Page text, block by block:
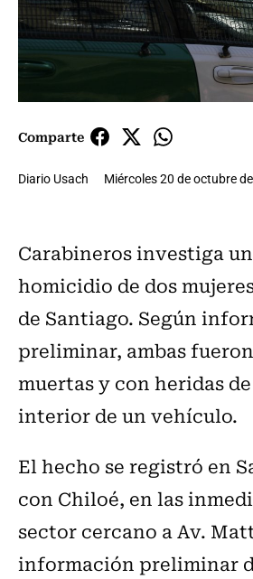
Comparte
Diario Usach Miércoles 20 de octubre
Carabineros investiga
homicidio de dos
de Santiago. Según
preliminar, ambas
muertas y con heridas
interior de un vehículo.
El hecho se registró en
con Chiloé, en las
sector cercano a Av.
información preliminar